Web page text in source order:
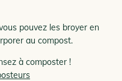
pouvez les broyer en
au compost.
à composter !